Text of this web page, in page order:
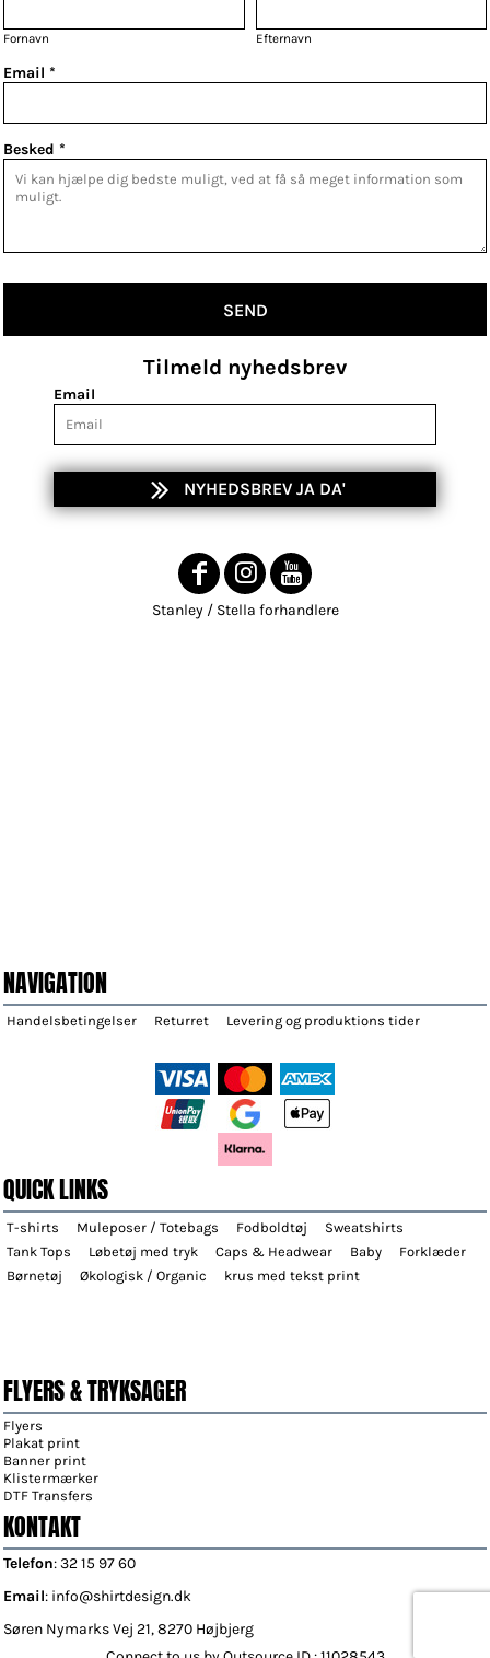
Fornavn Efternavn
Email *
Besked *
SEND
Tilmeld nyhedsbrev
Email
NYHEDSBREV JA DA'
Stanley / Stella forhandlere
NAVIGATION
Handelsbetingelser Returret Levering og produktions tider
QUICK LINKS
T-shirts Muleposer / Totebags Fodboldtøj
Sweatshirts
Tank Tops
Løbetøj med tryk Caps & Headwear Baby
Forklæder
Børnetøj
Økologisk / Organic krus med tekst print
FLYERS & TRYKSAGER
Flyers
Plakat print
Banner print
Klistermærker
DTF Transfers
KONTAKT
Telefon: 32 15 97 60
Email: info@shirtdesign.dk
Søren Nymarks Vej 21, 8270 Højbjerg